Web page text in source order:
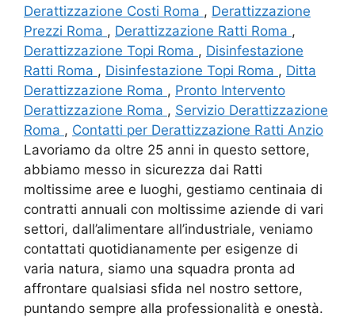
Derattizzazione Costi Roma , Derattizzazione
Prezzi Roma , Derattizzazione Ratti Roma ,
Derattizzazione Topi Roma , Disinfestazione
Ratti Roma , Disinfestazione Topi Roma , Ditta
Derattizzazione Roma , Pronto Intervento
Derattizzazione Roma , Servizio Derattizzazione
Roma , Contatti per Derattizzazione Ratti Anzio
Lavoriamo da oltre 25 anni in questo settore,
abbiamo messo in sicurezza dai Ratti
moltissime aree e luoghi, gestiamo centinaia di
contratti annuali con moltissime aziende di vari
settori, dall’alimentare all’industriale, veniamo
contattati quotidianamente per esigenze di
varia natura, siamo una squadra pronta ad
affrontare qualsiasi sfida nel nostro settore,
puntando sempre alla professionalità e onestà.